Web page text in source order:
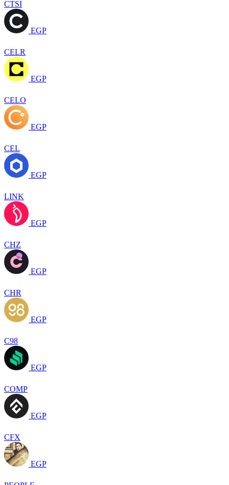
CTSI
EGP
CELR
EGP
CELO
EGP
CEL
EGP
LINK
EGP
CHZ
EGP
CHR
EGP
C98
EGP
COMP
EGP
CFX
EGP